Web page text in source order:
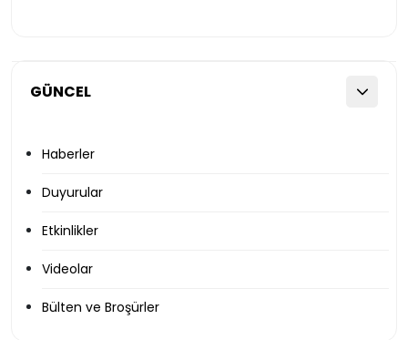
GÜNCEL
Haberler
Duyurular
Etkinlikler
Videolar
Bülten ve Broşürler